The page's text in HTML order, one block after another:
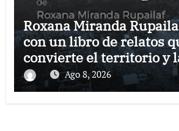
Roxana Miranda
con un libro de relatos
convierte el territorio y
en literatura
Ago 8, 2026